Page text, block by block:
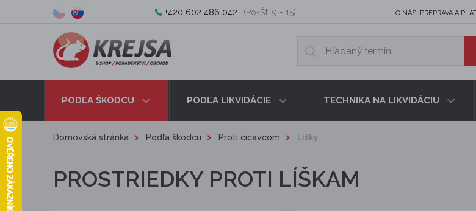
+420 602 486 042 (Po-Št: 9 - 15) O NÁS PREPRAVA A
PODĽA ŠKODCU PODĽA LIKVIDÁCIE TECHNIKA NA LIKVIDÁCIU
Domovská stránka Podľa škodcu Proti cicavcom Líšky
PROSTRIEDKY PROTI LÍŠKAM